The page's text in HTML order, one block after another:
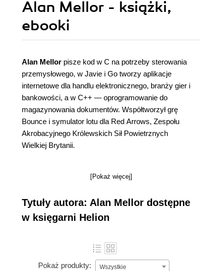
Alan Mellor - książki,
ebooki
Alan Mellor pisze kod w C na potrzeby sterowania
przemysłowego, w Javie i Go tworzy aplikacje
internetowe dla handlu elektronicznego, branży gier i
bankowości, a w C++ ― oprogramowanie do
magazynowania dokumentów. Współtworzył grę
Bounce i symulator lotu dla Red Arrows, Zespołu
Akrobacyjnego Królewskich Sił Powietrznych
Wielkiej Brytanii.
[Pokaż więcej]
Tytuły autora: Alan Mellor dostępne
w księgarni Helion
Pokaż produkty: Wszystkie